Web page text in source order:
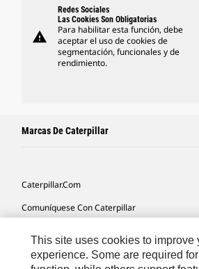
warning
Redes Sociales
Las Cookies Son Obligatorias
Para habilitar esta función, debe
aceptar el uso de cookies de
segmentación, funcionales y de
rendimiento.
Marcas De Caterpillar
Caterpillar.com
Comuníquese Con Caterpillar
Mapa Del Sitio
This site uses cookies to improve
experience. Some are required